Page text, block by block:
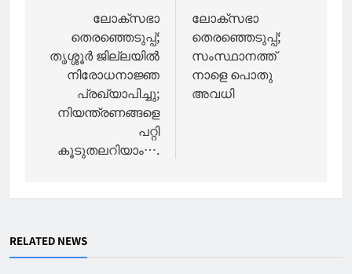
navigation
ലോക്സഭാ
തെരഞ്ഞെടുപ്പ്;
തൃശ്ശൂര്‍ ജില്ലയിൽ
നിരോധനാജ്ഞ
പ്രഖ്യാപിച്ചു;
നിയന്ത്രണങ്ങളെ
പറ്റി
കൂടുതലറിയാം….
ലോക്സഭാ
തെരഞ്ഞെടുപ്പ്;
സംസ്ഥാനത്ത്
നാളെ പൊതു
അവധി
RELATED NEWS